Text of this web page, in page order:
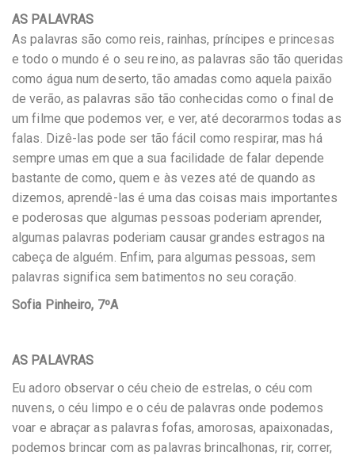
AS PALAVRAS
As palavras são como reis, rainhas, príncipes e princesas
e todo o mundo é o seu reino, as palavras são tão queridas
como água num deserto, tão amadas como aquela paixão
de verão, as palavras são tão conhecidas como o final de
um filme que podemos ver, e ver, até decorarmos todas as
falas. Dizê-las pode ser tão fácil como respirar, mas há
sempre umas em que a sua facilidade de falar depende
bastante de como, quem e às vezes até de quando as
dizemos, aprendê-las é uma das coisas mais importantes
e poderosas que algumas pessoas poderiam aprender,
algumas palavras poderiam causar grandes estragos na
cabeça de alguém. Enfim, para algumas pessoas, sem
palavras significa sem batimentos no seu coração.
Sofia Pinheiro, 7ºA
AS PALAVRAS
Eu adoro observar o céu cheio de estrelas, o céu com
nuvens, o céu limpo e o céu de palavras onde podemos
voar e abraçar as palavras fofas, amorosas, apaixonadas,
podemos brincar com as palavras brincalhonas, rir, correr,